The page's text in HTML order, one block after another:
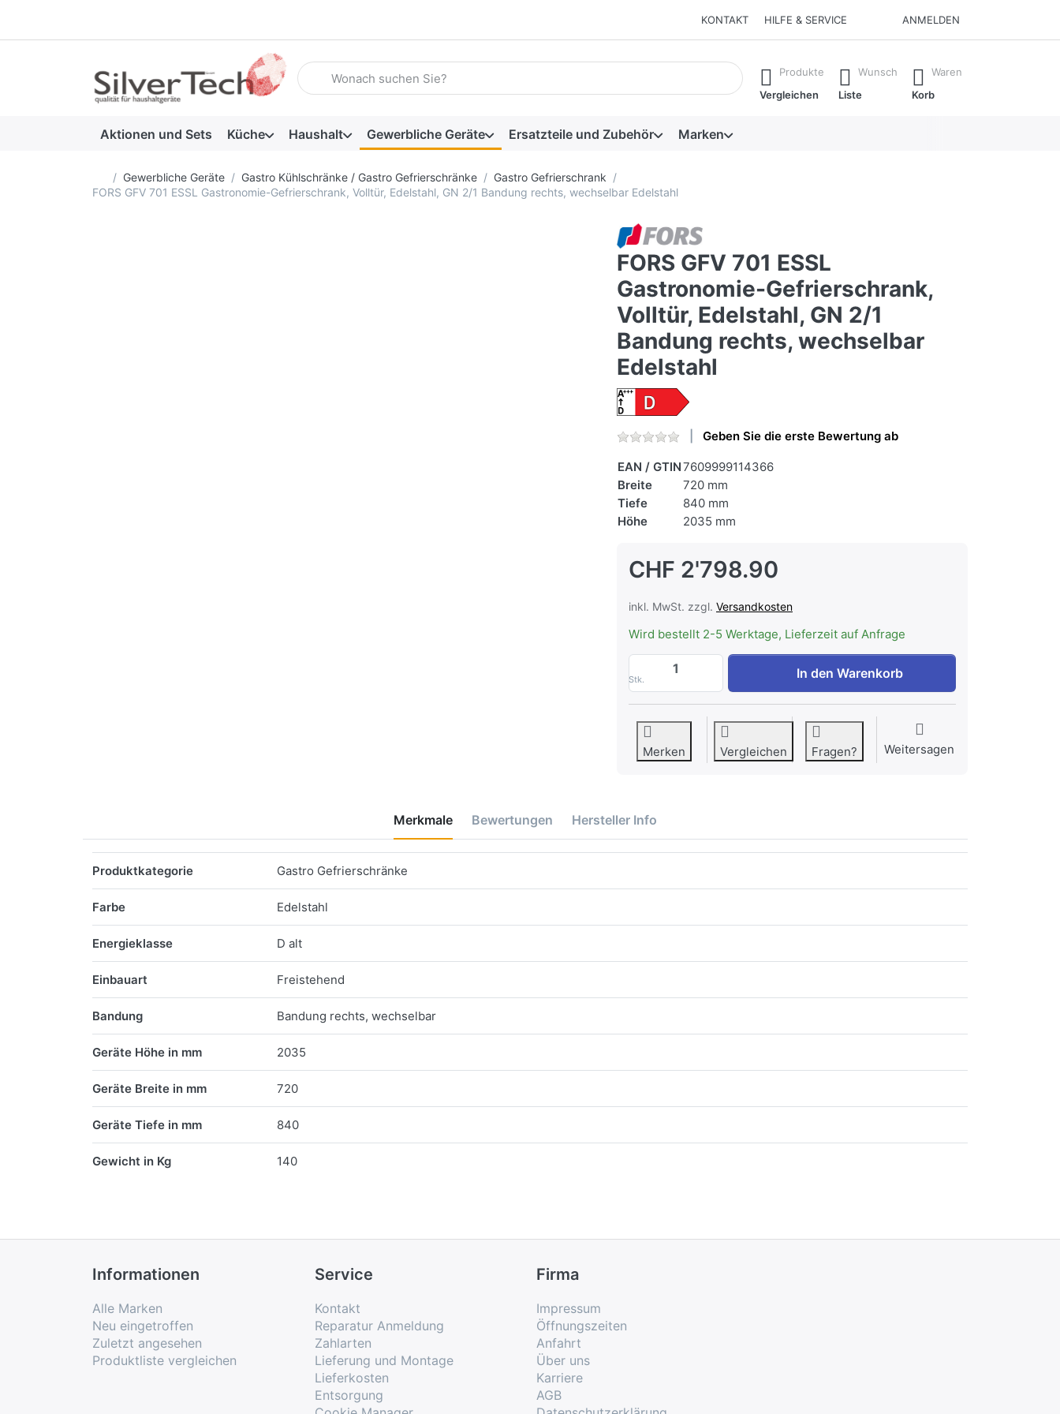
KONTAKT HILFE & SERVICE ANMELDEN
Geben Sie einen Suchbegriff ein. Während Sie tippen, erscheinen automatisch erste Ergebnisse. Drücken Sie die Eingabetaste, um alle
Produkte
Vergleichen
Wunsch
Liste
Waren
Korb
Aktionen und Sets Küche Haushalt Gewerbliche Geräte Ersatzteile und Zubehör Marken
Startseite
Gewerbliche Geräte Gastro Kühlschränke / Gastro Gefrierschränke
Gastro Gefrierschrank
FORS GFV 701 ESSL Gastronomie-Gefrierschrank, Volltür, Edelstahl, GN 2/1 Bandung rechts, wechselbar Edelstahl
FORS GFV 701 ESSL
Gastronomie-Gefrierschrank,
Volltür, Edelstahl, GN 2/1
Bandung rechts, wechselbar
Edelstahl
Geben Sie die erste Bewertung ab
EAN / GTIN7609999114366
Breite
720 mm
Tiefe
840 mm
Höhe
2035 mm
CHF 2'798.90
inkl. MwSt. zzgl. Versandkosten
Wird bestellt 2-5 Werktage, Lieferzeit auf Anfrage
Stk.
FORS GFV 701 ESSL Gastronomie-Gefrierschrank,
In den Warenkorb
Merken Vergleichen Fragen? Weitersagen
Merkmale Bewertungen Hersteller Info
Produktkategorie Gastro Gefrierschränke
Farbe Edelstahl
Energieklasse D alt
Einbauart Freistehend
Bandung Bandung rechts, wechselbar
Geräte Höhe in mm 2035
Geräte Breite in mm 720
Geräte Tiefe in mm 840
Gewicht in Kg 140
Informationen
Alle Marken
Neu eingetroffen
Zuletzt angesehen
Produktliste vergleichen
Service
Kontakt
Reparatur Anmeldung
Zahlarten
Lieferung und Montage
Lieferkosten
Entsorgung
Firma
Impressum
Öffnungszeiten
Anfahrt
Über uns
Karriere
AGB